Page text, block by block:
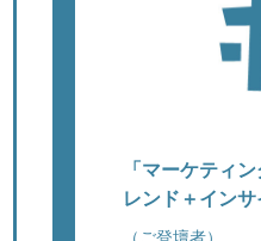
「マーケティ
レンド＋インサ
（ご登壇者）